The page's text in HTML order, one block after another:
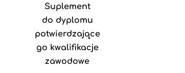
Suplement
do dyplomu
potwierdzające
go kwalifikacje
zawodowe